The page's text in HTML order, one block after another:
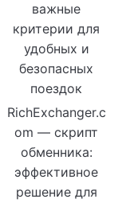
важные
критерии для
удобных и
безопасных
поездок
RichExchanger.c
om — скрипт
обменника:
эффективное
решение для